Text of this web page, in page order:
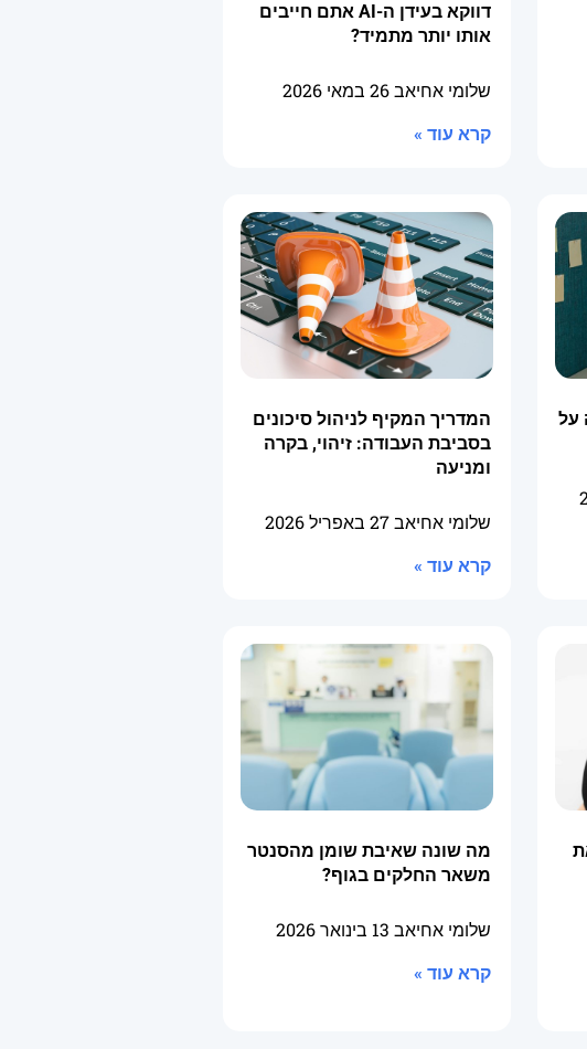
דווקא בעידן ה-AI אתם חייבים
אותו יותר מתמיד?
שלומי אחיאב26 במאי 2026
קרא עוד »
על
המדריך המקיף לניהול סיכונים
בסביבת העבודה: זיהוי, בקרה
ומניעה
שלומי אחיאב27 באפריל 2026
קרא עוד »
מה שונה שאיבת שומן מהסנטר
משאר החלקים בגוף?
שלומי אחיאב 13 בינואר 2026
קרא עוד »